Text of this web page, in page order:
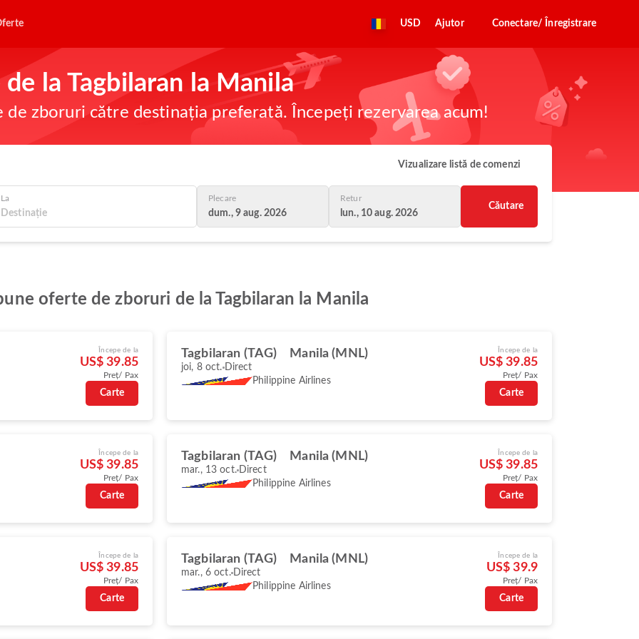
USD Ajutor Conectare/ Înregistrare
la Tagbilaran la Manila
zboruri către destinația preferată. Începeți rezervarea acum!
Vizualizare listă de comenzi
La Plecare
dum., 9 aug. 2026
Retur
lun., 10 aug. 2026
Căutare
oferte de zboruri de la Tagbilaran la Manila
Începe de la
US$ 39.85
Preț/ Pax
Carte
Tagbilaran (TAG) Manila (MNL)
joi, 8 oct. Direct
Philippine Airlines
Începe de la
US$ 39.85
Preț/ Pax
Carte
Începe de la
US$ 39.85
Preț/ Pax
Carte
Tagbilaran (TAG) Manila (MNL)
mar., 13 oct. Direct
Philippine Airlines
Începe de la
US$ 39.85
Preț/ Pax
Carte
Începe de la
US$ 39.85
Preț/ Pax
Carte
Tagbilaran (TAG) Manila (MNL)
mar., 6 oct. Direct
Philippine Airlines
Începe de la
US$ 39.9
Preț/ Pax
Carte